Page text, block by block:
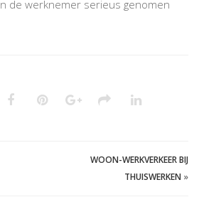
de werknemer serieus genomen
WOON-WERKVERKEER BIJ
THUISWERKEN »